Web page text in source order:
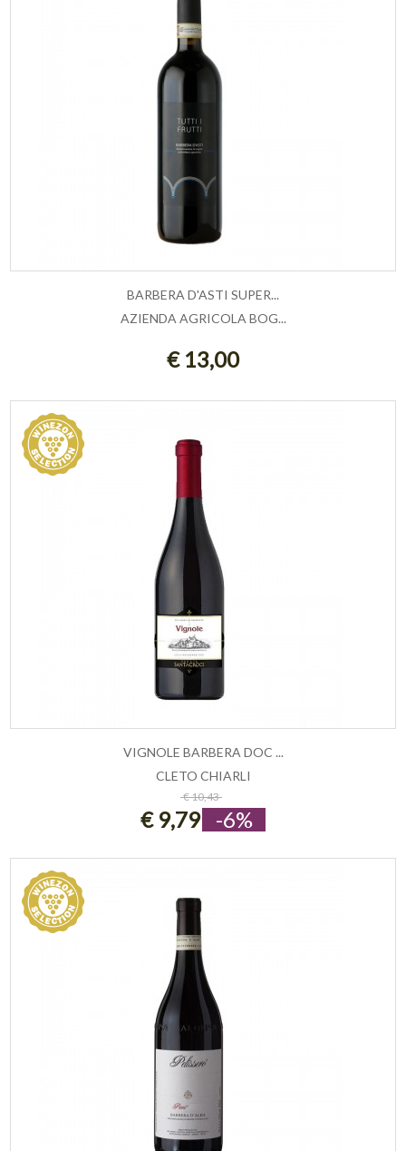
ESAURITO
BARBERA D'ASTI SUPER...
AZIENDA AGRICOLA BOG...
€ 13,00
ESAURITO
VIGNOLE BARBERA DOC ...
CLETO CHIARLI
€ 10,43
€ 9,79 -6%